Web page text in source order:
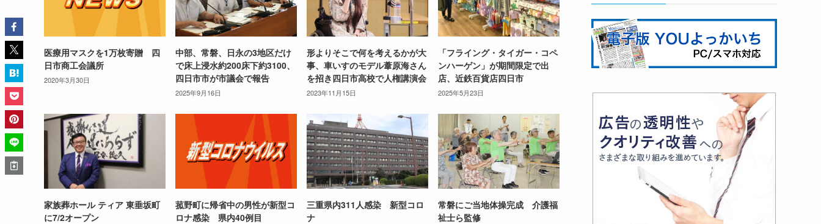
医療用マスクを1万枚寄贈 四
日市商工会議所
2020年3月30日
中部、常磐、日永の3地区だけ
で床上浸水約200床下約3100、
四日市市が市議会で報告
2025年9月16日
形よりそこで何を考えるかが大
事、車いすのモデル葦原海さん
を招き四日市高校で人権講演会
2023年11月15日
「フライング・タイガー・コペ
ンハーゲン」が期間限定で出
店、近鉄百貨店四日市
2025年5月23日
家族葬ホール ティア 東垂坂町
に7/2オープン
菰野町に帰省中の男性が新型コ
ロナ感染 県内40例目
三重県内311人感染 新型コロ
ナ
常磐にご当地体操完成 介護福
祉士ら監修